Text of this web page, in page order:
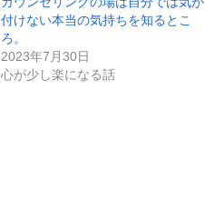
付けない本当の気持ちを知るとこ
ろ。
2023年7月30日
心が少し楽になる話